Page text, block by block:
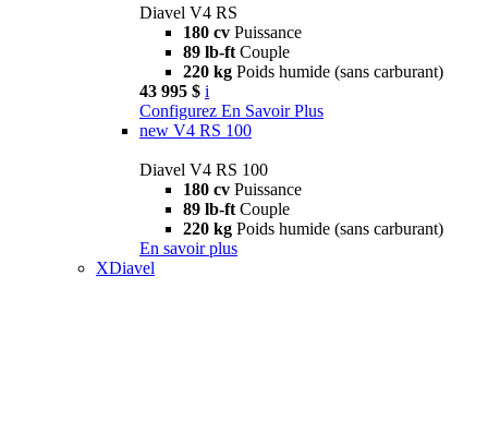
Diavel V4 RS
180 cv Puissance
89 lb-ft Couple
220 kg Poids humide (sans carburant)
43 995 $ i
Configurez En Savoir Plus
new V4 RS 100
Diavel V4 RS 100
180 cv Puissance
89 lb-ft Couple
220 kg Poids humide (sans carburant)
En savoir plus
XDiavel